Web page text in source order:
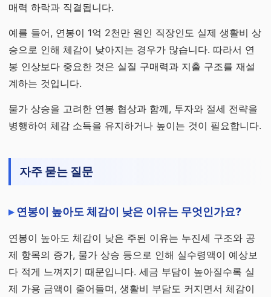
매력 하락과 직결됩니다.
예를 들어, 연봉이 1억 2천만 원인 직장인도 실제 생활비 상
승으로 인해 체감이 낮아지는 경우가 많습니다. 따라서 연
봉 인상보다 중요한 것은 실질 구매력과 지출 구조를 재설
계하는 것입니다.
물가 상승을 고려한 연봉 협상과 함께, 투자와 절세 전략을
병행하여 체감 소득을 유지하거나 높이는 것이 필요합니다.
자주 묻는 질문
연봉이 높아도 체감이 낮은 이유는 무엇인가요?
연봉이 높아도 체감이 낮은 주된 이유는 누진세 구조와 공
제 항목의 증가, 물가 상승 등으로 인해 실수령액이 예상보
다 적게 느껴지기 때문입니다. 세금 부담이 높아질수록 실
제 가용 금액이 줄어들며, 생활비 부담도 커지면서 체감이